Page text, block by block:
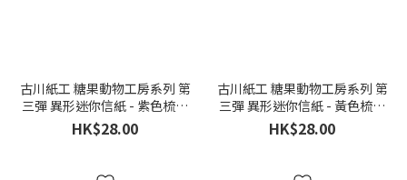
古川紙工 糖果動物工房系列 第
三彈 異形迷你信紙 - 紫色梳打
貓〈夏季限定〉
HK$28.00
古川紙工 糖果動物工房系列 第
三彈 異形迷你信紙 - 黃色梳打
貓〈夏季限定〉
HK$28.00